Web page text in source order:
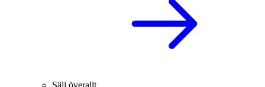
Sälj överallt